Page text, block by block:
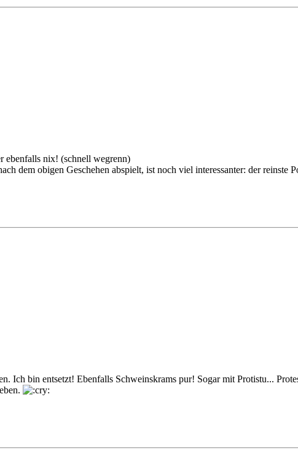
ebenfalls nix! (schnell wegrenn)
dem obigen Geschehen abspielt, ist noch viel interessanter: der reinste
Ich bin entsetzt! Ebenfalls Schweinskrams pur! Sogar mit Protistu...